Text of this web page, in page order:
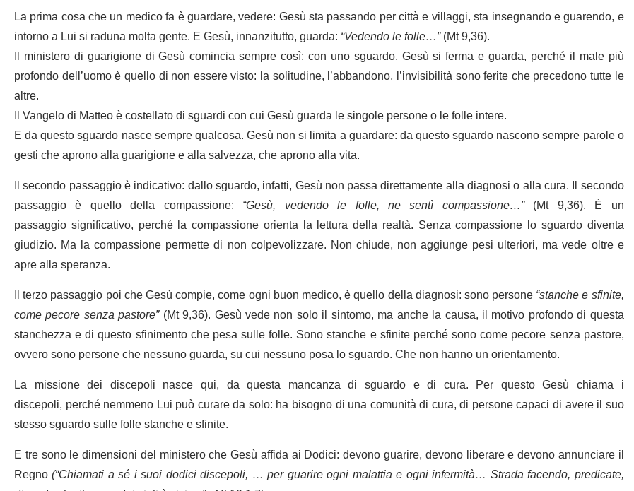
La prima cosa che un medico fa è guardare, vedere: Gesù sta passando per città e villaggi, sta insegnando e guarendo, e
intorno a Lui si raduna molta gente. E Gesù, innanzitutto, guarda:“Vedendo le folle…”(Mt 9,36).
Il ministero di guarigione di Gesù comincia sempre così: con uno sguardo. Gesù si ferma e guarda, perché il male più
profondo dell’uomo è quello di non essere visto: la solitudine, l’abbandono, l’invisibilità sono ferite che precedono tutte le
altre.
Il Vangelo di Matteo è costellato di sguardi con cui Gesù guarda le singole persone o le folle intere.
E da questo sguardo nasce sempre qualcosa. Gesù non si limita a guardare: da questo sguardo nascono sempre parole o
gesti che aprono alla guarigione e alla salvezza, che aprono alla vita.
Il secondo passaggio è indicativo: dallo sguardo, infatti, Gesù non passa direttamente alla diagnosi o alla cura. Il secondo
passaggio è quello della compassione: “Gesù, vedendo le folle, ne sentì compassione…”(Mt 9,36). È un
passaggio significativo, perché la compassione orienta la lettura della realtà. Senza compassione lo sguardo diventa
giudizio. Ma la compassione permette di non colpevolizzare. Non chiude, non aggiunge pesi ulteriori, ma vede oltre e
apre alla speranza.
Il terzo passaggio poi che Gesù compie, come ogni buon medico, è quello della diagnosi: sono persone“stanche e sfinite,
come pecore senza pastore”(Mt 9,36). Gesù vede non solo il sintomo, ma anche la causa, il motivo profondo di questa
stanchezza e di questo sfinimento che pesa sulle folle. Sono stanche e sfinite perché sono come pecore senza pastore,
ovvero sono persone che nessuno guarda, su cui nessuno posa lo sguardo. Che non hanno un orientamento.
La missione dei discepoli nasce qui, da questa mancanza di sguardo e di cura. Per questo Gesù chiama i
discepoli, perché nemmeno Lui può curare da solo: ha bisogno di una comunità di cura, di persone capaci di avere il suo
stesso sguardo sulle folle stanche e sfinite.
E tre sono le dimensioni del ministero che Gesù affida ai Dodici: devono guarire, devono liberaree devono annunciare il
Regno(“Chiamati a sé i suoi dodici discepoli, … per guarire ogni malattia e ogni infermità… Strada facendo, predicate,